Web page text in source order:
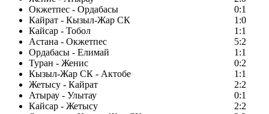
Окжетпес - Ордабасы
0:1
Кайрат - Кызыл-Жар СК
1:0
Кайсар - Тобол
1:1
Астана - Окжетпес
5:2
Ордабасы - Елимай
1:1
Туран - Женис
0:2
Кызыл-Жар СК - Актобе
1:1
Жетысу - Кайрат
2:2
Атырау - Улытау
0:1
Кайсар - Жетысу
2:2